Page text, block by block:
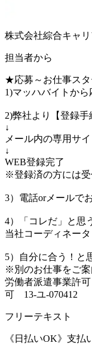
株式会社綜合キャ
担当者から
★応募～お仕事ス
1)マッハバイトから
2)弊社より【登録
↓
メール内の専用サ
↓
WEB登録完了
※登録済の方には
3）電話orメールで
4）「コレだ」と思
当社コーディネー
5）自分に合う！と
※別のお仕事をご
労働者派遣事業許
可 13-ユ-070412
フリーテキスト
《日払いOK》支